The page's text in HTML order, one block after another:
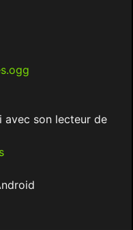
avec son lecteur de